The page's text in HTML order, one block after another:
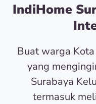
IndiHome
Buat warga
yang
Surabaya
termasuk